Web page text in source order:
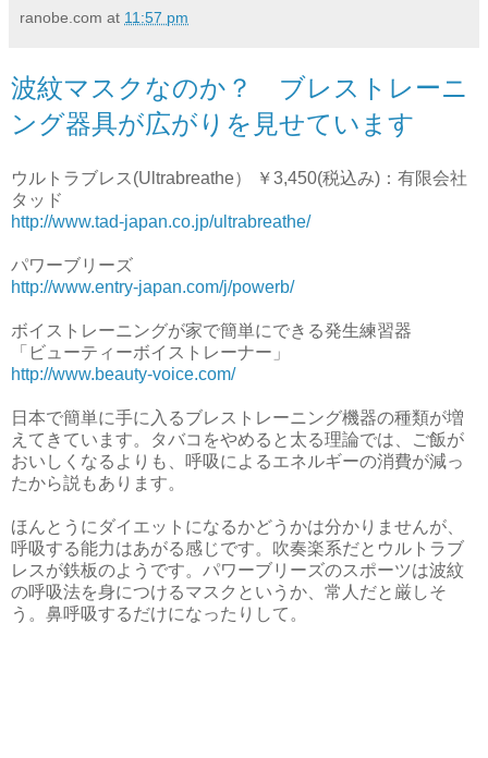
ranobe.com at 11:57 pm
波紋マスクなのか？ ブレストレーニ
ング器具が広がりを見せています
ウルトラブレス(Ultrabreathe） ￥3,450(税込み)：有限会社
タッド
http://www.tad-japan.co.jp/ultrabreathe/
パワーブリーズ
http://www.entry-japan.com/j/powerb/
ボイストレーニングが家で簡単にできる発生練習器
「ビューティーボイストレーナー」
http://www.beauty-voice.com/
日本で簡単に手に入るブレストレーニング機器の種類が増
えてきています。タバコをやめると太る理論では、ご飯が
おいしくなるよりも、呼吸によるエネルギーの消費が減っ
たから説もあります。
ほんとうにダイエットになるかどうかは分かりませんが、
呼吸する能力はあがる感じです。吹奏楽系だとウルトラブ
レスが鉄板のようです。パワーブリーズのスポーツは波紋
の呼吸法を身につけるマスクというか、常人だと厳しそ
う。鼻呼吸するだけになったりして。